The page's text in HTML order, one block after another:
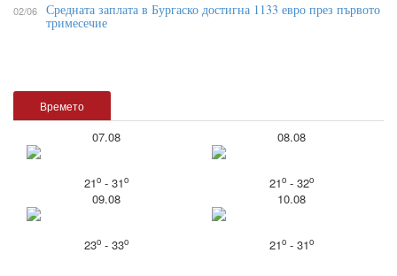
Времето
07.08
21o- 31o
08.08
21o- 32o
09.08
23o- 33o
10.08
21o- 31o
02/06 Средната заплата в Бургаско достигна 1133 евро през първото
тримесечие